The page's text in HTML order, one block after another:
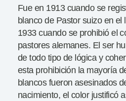
Fue en 1913 cuando se
blanco de Pastor suizo en el
1933 cuando se prohibió el
pastores alemanes. El ser
de todo tipo de lógica y
esta prohibición la mayoría
blancos fueron asesinados
nacimiento, el color justificó